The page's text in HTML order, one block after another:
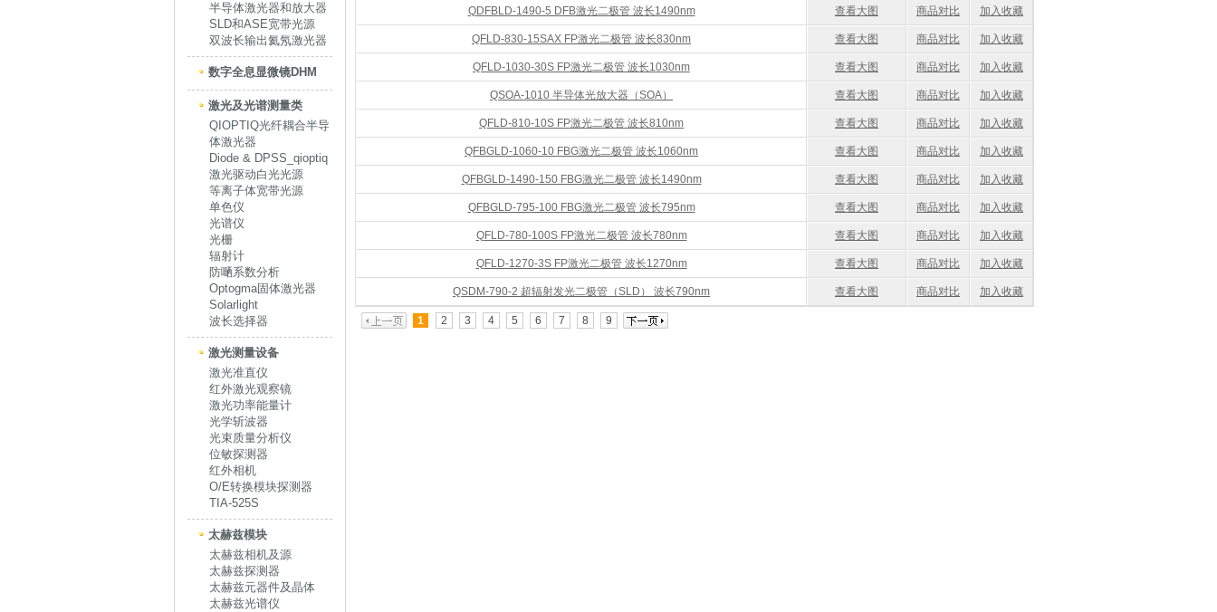
半导体激光器和放大器
SLD和ASE宽带光源
双波长输出氦氖激光器
数字全息显微镜DHM
激光及光谱测量类
QIOPTIQ光纤耦合半导
体激光器
Diode & DPSS_qioptiq
激光驱动白光光源
等离子体宽带光源
单色仪
光谱仪
光栅
辐射计
防嗮系数分析
Optogma固体激光器
Solarlight
波长选择器
激光测量设备
激光准直仪
红外激光观察镜
激光功率能量计
光学斩波器
光束质量分析仪
位敏探测器
红外相机
O/E转换模块探测器
TIA-525S
太赫兹模块
太赫兹相机及源
太赫兹探测器
太赫兹元器件及晶体
太赫兹光谱仪
QDFBLD-1490-5 DFB激光二极管 波长1490nm 查看大图 商品对比 加入收藏
QFLD-830-15SAX FP激光二极管 波长830nm 查看大图 商品对比 加入收藏
QFLD-1030-30S FP激光二极管 波长1030nm 查看大图 商品对比 加入收藏
QSOA-1010 半导体光放大器（SOA） 查看大图 商品对比 加入收藏
QFLD-810-10S FP激光二极管 波长810nm 查看大图 商品对比 加入收藏
QFBGLD-1060-10 FBG激光二极管 波长1060nm 查看大图 商品对比 加入收藏
QFBGLD-1490-150 FBG激光二极管 波长1490nm 查看大图 商品对比 加入收藏
QFBGLD-795-100 FBG激光二极管 波长795nm 查看大图 商品对比 加入收藏
QFLD-780-100S FP激光二极管 波长780nm 查看大图 商品对比 加入收藏
QFLD-1270-3S FP激光二极管 波长1270nm 查看大图 商品对比 加入收藏
QSDM-790-2 超辐射发光二极管（SLD） 波长790nm 查看大图 商品对比 加入收藏
1 2 3 4 5 6 7 8 9